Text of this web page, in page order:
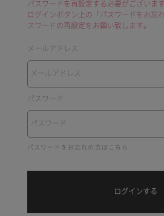
パスワードを再設定する必要がございます
ログインボタン上の「パスワードをお忘
スワードの再設定をお願い致します。
メールアドレス
パスワード
パスワードをお忘れの方はこちら